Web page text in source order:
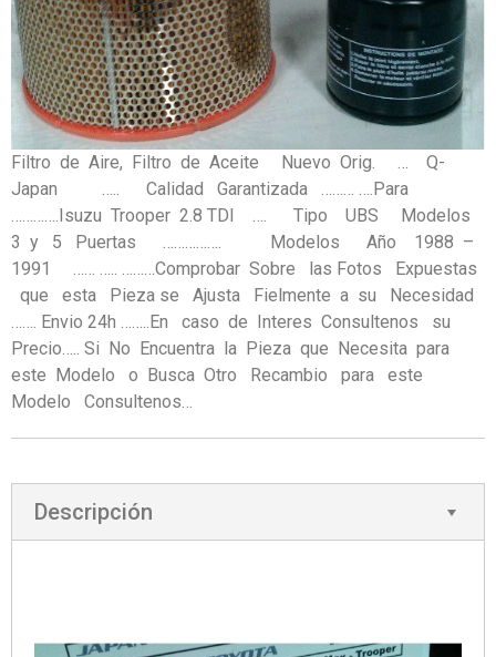
Filtro de Aire, Filtro de Aceite Nuevo Orig. … Q-
Japan ….. Calidad Garantizada ……… ….Para
………….Isuzu Trooper 2.8 TDI …. Tipo UBS Modelos
3 y 5 Puertas ……………. Modelos Año 1988 –
1991 …… ….. ………Comprobar Sobre las Fotos Expuestas
que esta Pieza se Ajusta Fielmente a su Necesidad
……. Envio 24h ……..En caso de Interes Consultenos su
Precio….. Si No Encuentra la Pieza que Necesita para
este Modelo o Busca Otro Recambio para este
Modelo Consultenos…
Descripción